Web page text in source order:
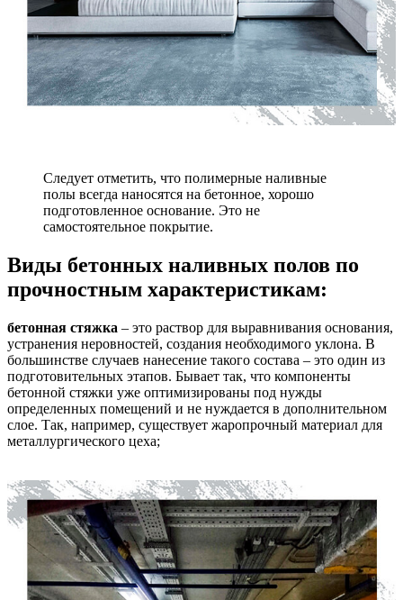
Следует отметить, что полимерные наливные
полы всегда наносятся на бетонное, хорошо
подготовленное основание. Это не
самостоятельное покрытие.
Виды бетонных наливных полов по
прочностным характеристикам:
бетонная стяжка – это раствор для выравнивания основания,
устранения неровностей, создания необходимого уклона. В
большинстве случаев нанесение такого состава – это один из
подготовительных этапов. Бывает так, что компоненты
бетонной стяжки уже оптимизированы под нужды
определенных помещений и не нуждается в дополнительном
слое. Так, например, существует жаропрочный материал для
металлургического цеха;